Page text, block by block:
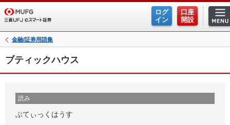
ログ
イン
口座
開設
金融/証券用語集
ブティックハウス
読み
ぶてぃっくはうす